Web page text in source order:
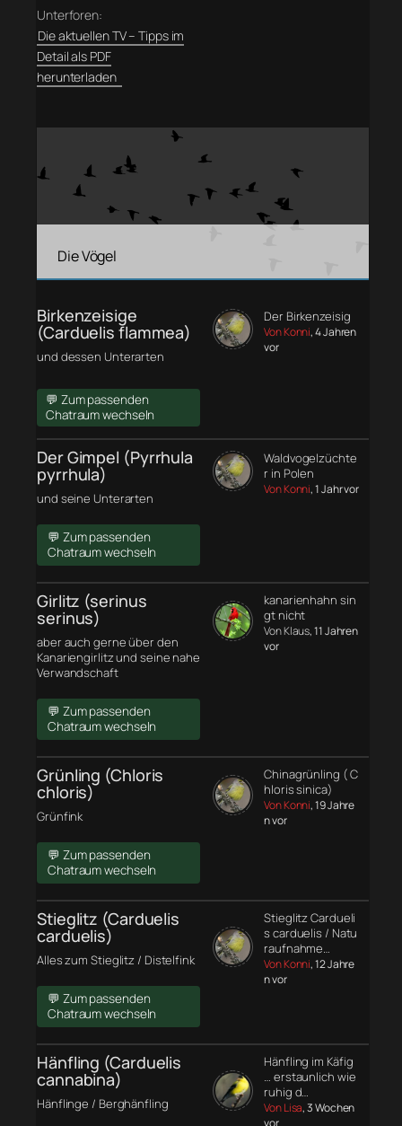
Unterforen:
Die aktuellen TV – Tipps im
Detail als PDF
herunterladen
Die Vögel
Birkenzeisige
(Carduelis flammea)
und dessen Unterarten
💬 Zum passenden
Chatraum wechseln
Der Birkenzeisig
Von Konni, 4 Jahren
vor
Der Gimpel (Pyrrhula
pyrrhula)
und seine Unterarten
💬 Zum passenden
Chatraum wechseln
Waldvogelzüchte
r in Polen
Von Konni, 1 Jahr vor
Girlitz (serinus
serinus)
aber auch gerne über den
Kanariengirlitz und seine nahe
Verwandschaft
💬 Zum passenden
Chatraum wechseln
kanarienhahn sin
gt nicht
Von Klaus, 11 Jahren
vor
Grünling (Chloris
chloris)
Grünfink
💬 Zum passenden
Chatraum wechseln
Chinagrünling ( C
hloris sinica)
Von Konni, 19 Jahre
n vor
Stieglitz (Carduelis
carduelis)
Alles zum Stieglitz / Distelfink
💬 Zum passenden
Chatraum wechseln
Stieglitz Cardueli
s carduelis / Natu
raufnahme…
Von Konni, 12 Jahre
n vor
Hänfling (Carduelis
cannabina)
Hänflinge / Berghänfling
Hänfling im Käfig
… erstaunlich wie
ruhig d…
Von Lisa, 3 Wochen